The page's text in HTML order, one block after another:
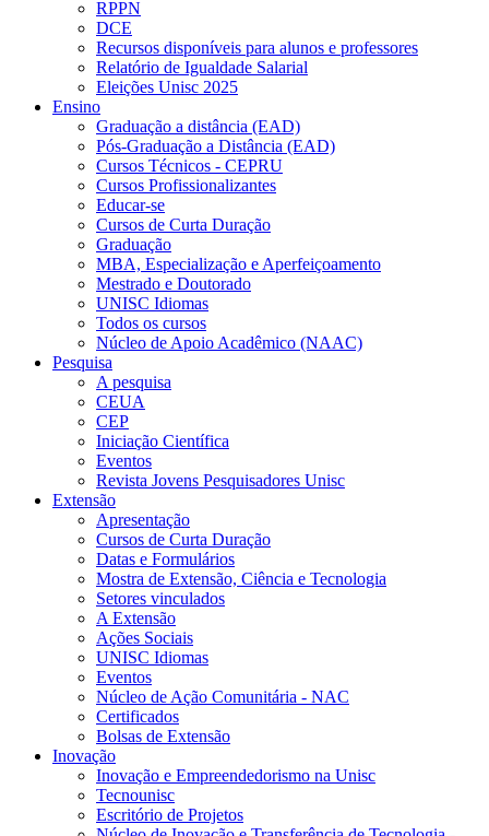
RPPN
DCE
Recursos disponíveis para alunos e professores
Relatório de Igualdade Salarial
Eleições Unisc 2025
Ensino
Graduação a distância (EAD)
Pós-Graduação a Distância (EAD)
Cursos Técnicos - CEPRU
Cursos Profissionalizantes
Educar-se
Cursos de Curta Duração
Graduação
MBA, Especialização e Aperfeiçoamento
Mestrado e Doutorado
UNISC Idiomas
Todos os cursos
Núcleo de Apoio Acadêmico (NAAC)
Pesquisa
A pesquisa
CEUA
CEP
Iniciação Científica
Eventos
Revista Jovens Pesquisadores Unisc
Extensão
Apresentação
Cursos de Curta Duração
Datas e Formulários
Mostra de Extensão, Ciência e Tecnologia
Setores vinculados
A Extensão
Ações Sociais
UNISC Idiomas
Eventos
Núcleo de Ação Comunitária - NAC
Certificados
Bolsas de Extensão
Inovação
Inovação e Empreendedorismo na Unisc
Tecnounisc
Escritório de Projetos